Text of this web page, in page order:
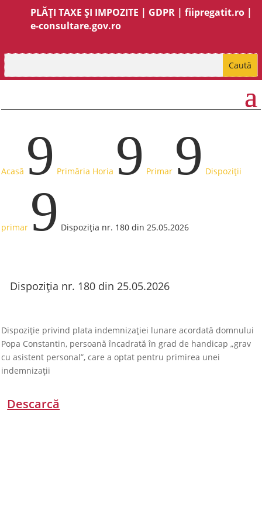
PLĂȚI TAXE ȘI IMPOZITE | GDPR |fiipregatit.ro |
e-consultare.gov.ro
Acasă 9 Primăria Horia 9 Primar 9 Dispoziții
primar 9 Dispoziția nr. 180 din 25.05.2026
Dispoziția nr. 180 din 25.05.2026
Dispoziție privind plata indemnizației lunare acordată domnului
Popa Constantin, persoană încadrată în grad de handicap „grav
cu asistent personal”, care a optat pentru primirea unei
indemnizații
Descarcă